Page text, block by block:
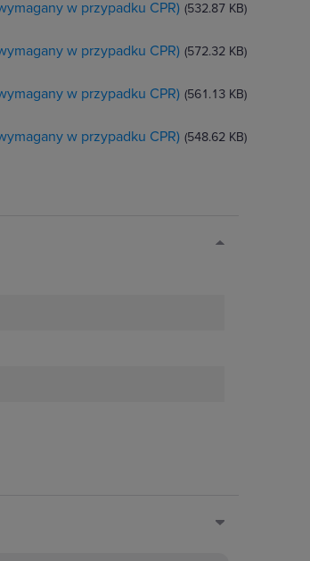
w przypadku CPR) (532.87 KB)
w przypadku CPR) (572.32 KB)
w przypadku CPR) (561.13 KB)
w przypadku CPR) (548.62 KB)